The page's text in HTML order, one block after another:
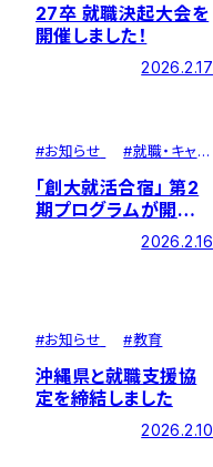
27卒 就職決起大会を
開催しました！
2026.2.17
#お知らせ #就職・キャリ
「創大就活合宿」 第2
期プログラムが開催さ
2026.2.16
#お知らせ #教育
沖縄県と就職支援協
定を締結しました
2026.2.10